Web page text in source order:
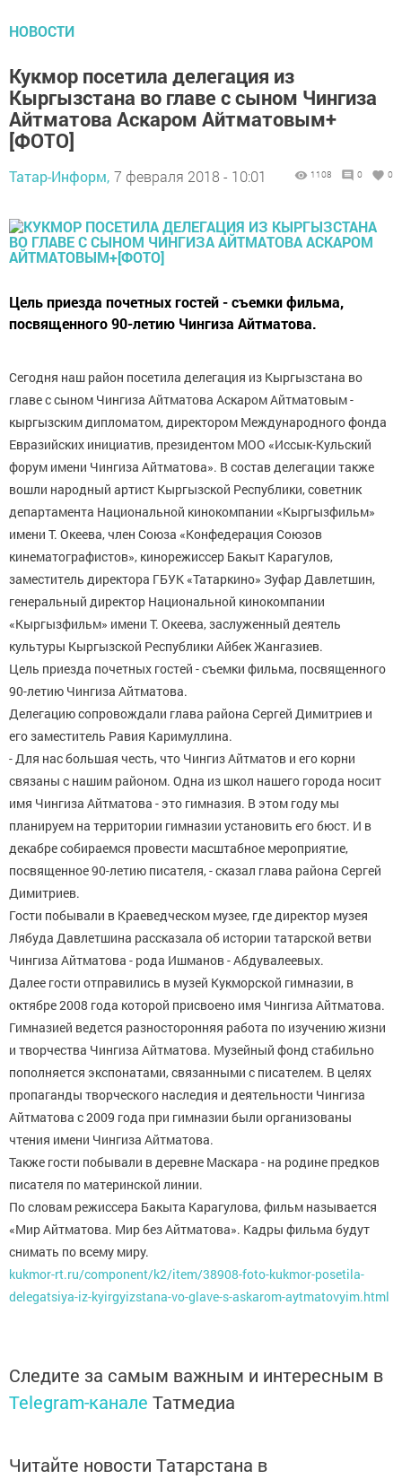
НОВОСТИ
Кукмор посетила делегация из
Кыргызстана во главе с сыном Чингиза
Айтматова Аскаром Айтматовым+
[ФОТО]
Татар-Информ, 7 февраля 2018 - 10:01 1108 0 0
Цель приезда почетных гостей - съемки фильма,
посвященного 90-летию Чингиза Айтматова.
Сегодня наш район посетила делегация из Кыргызстана во
главе с сыном Чингиза Айтматова Аскаром Айтматовым -
кыргызским дипломатом, директором Международного фонда
Евразийских инициатив, президентом МОО «Иссык-Кульский
форум имени Чингиза Айтматова». В состав делегации также
вошли народный артист Кыргызской Республики, советник
департамента Национальной кинокомпании «Кыргызфильм»
имени Т. Океева, член Союза «Конфедерация Союзов
кинематографистов», кинорежиссер Бакыт Карагулов,
заместитель директора ГБУК «Татаркино» Зуфар Давлетшин,
генеральный директор Национальной кинокомпании
«Кыргызфильм» имени Т. Океева, заслуженный деятель
культуры Кыргызской Республики Айбек Жангазиев.
Цель приезда почетных гостей - съемки фильма, посвященного
90-летию Чингиза Айтматова.
Делегацию сопровождали глава района Сергей Димитриев и
его заместитель Равия Каримуллина.
- Для нас большая честь, что Чингиз Айтматов и его корни
связаны с нашим районом. Одна из школ нашего города носит
имя Чингиза Айтматова - это гимназия. В этом году мы
планируем на территории гимназии установить его бюст. И в
декабре собираемся провести масштабное мероприятие,
посвященное 90-летию писателя, - сказал глава района Сергей
Димитриев.
Гости побывали в Краеведческом музее, где директор музея
Лябуда Давлетшина рассказала об истории татарской ветви
Чингиза Айтматова - рода Ишманов - Абдувалеевых.
Далее гости отправились в музей Кукморской гимназии, в
октябре 2008 года которой присвоено имя Чингиза Айтматова.
Гимназией ведется разносторонняя работа по изучению жизни
и творчества Чингиза Айтматова. Музейный фонд стабильно
пополняется экспонатами, связанными с писателем. В целях
пропаганды творческого наследия и деятельности Чингиза
Айтматова с 2009 года при гимназии были организованы
чтения имени Чингиза Айтматова.
Также гости побывали в деревне Маскара - на родине предков
писателя по материнской линии.
По словам режиссера Бакыта Карагулова, фильм называется
«Мир Айтматова. Мир без Айтматова». Кадры фильма будут
снимать по всему миру.
kukmor-rt.ru/component/k2/item/38908-foto-kukmor-posetila-
delegatsiya-iz-kyirgyizstana-vo-glave-s-askarom-aytmatovyim.html
Следите за самым важным и интересным в
Telegram-канале Татмедиа
Читайте новости Татарстана в